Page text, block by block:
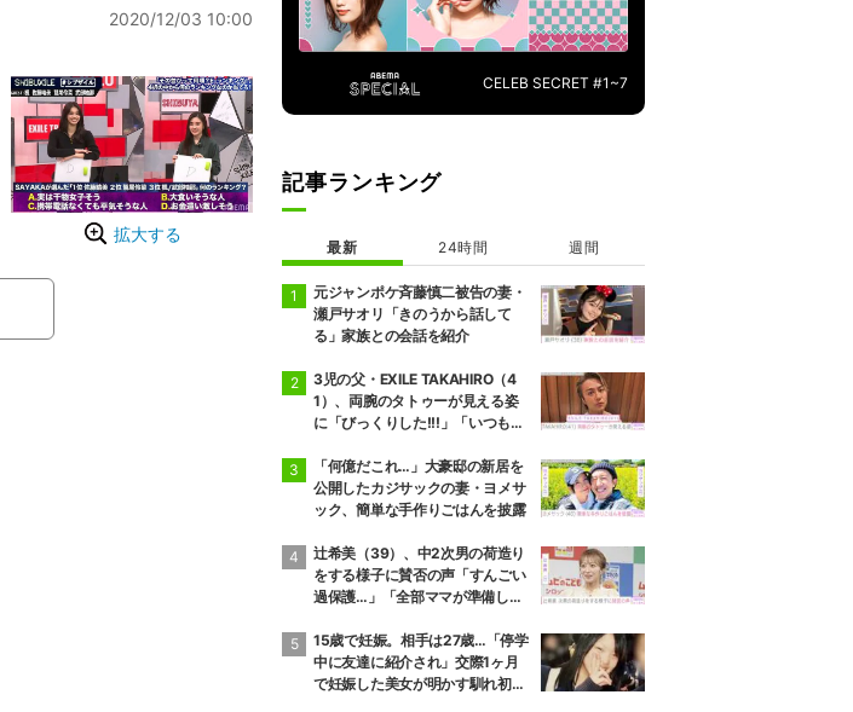
2020/12/03 10:00
拡大する
CELEB SECRET #1~7
記事ランキング
最新 24時間 週間
元ジャンポケ斉藤慎二被告の妻・
瀬戸サオリ「きのうから話して
る」家族との会話を紹介
3児の父・EXILE TAKAHIRO（4
1）、両腕のタトゥーが見える姿
に「びっくりした!!!」「いつもと
の反響
「何億だこれ…」大豪邸の新居を
公開したカジサックの妻・ヨメサ
ック、簡単な手作りごはんを披露
辻希美（39）、中2次男の荷造り
をする様子に賛否の声「すんごい
過保護…」「全部ママが準備して
15歳で妊娠。相手は27歳…「停学
中に友達に紹介され」交際1ヶ月
で妊娠した美女が明かす馴れ初め